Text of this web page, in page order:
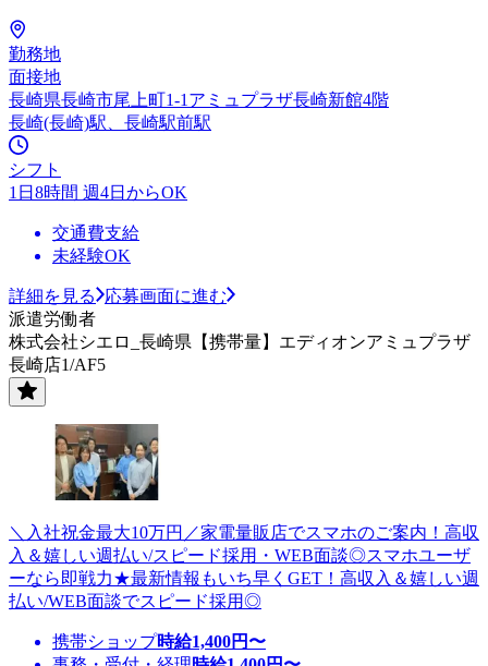
勤務地
面接地
長崎県長崎市尾上町1-1アミュプラザ長崎新館4階
長崎(長崎)駅、長崎駅前駅
シフト
1日8時間 週4日からOK
交通費支給
未経験OK
詳細を見る
応募画面に進む
派遣労働者
株式会社シエロ_長崎県【携帯量】エディオンアミュプラザ
長崎店1/AF5
＼入社祝金最大10万円／家電量販店でスマホのご案内！高収
入＆嬉しい週払い/スピード採用・WEB面談◎スマホユーザ
ーなら即戦力★最新情報もいち早くGET！高収入＆嬉しい週
払い/WEB面談でスピード採用◎
携帯ショップ時給1,400円〜